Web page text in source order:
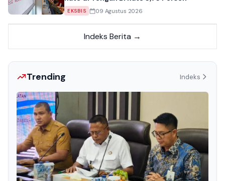
EKSBIS 09 Agustus 2026
Indeks Berita →
Trending Indeks